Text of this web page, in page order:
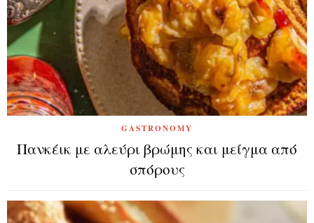
GASTRONOMY
Πανκέικ με αλεύρι βρώμης και μείγμα από
σπόρους